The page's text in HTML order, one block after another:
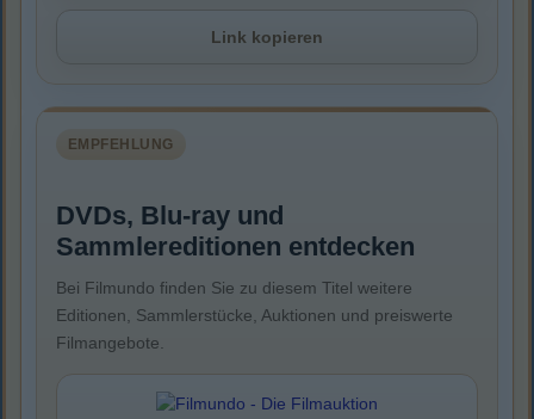
Link kopieren
EMPFEHLUNG
DVDs, Blu-ray und
Sammlereditionen entdecken
Bei Filmundo finden Sie zu diesem Titel weitere
Editionen, Sammlerstücke, Auktionen und preiswerte
Filmangebote.